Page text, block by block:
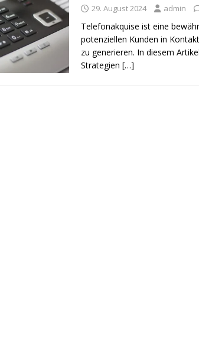
29. August 2024 admin
Telefonakquise ist eine
potenziellen Kunden in
zu generieren. In diesem
Strategien […]